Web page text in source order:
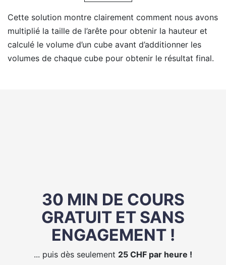
Cette solution montre clairement comment nous avons
multiplié la taille de l’arête pour obtenir la hauteur et
calculé le volume d’un cube avant d’additionner les
volumes de chaque cube pour obtenir le résultat final.
30 MIN DE COURS
GRATUIT ET SANS
ENGAGEMENT !
... puis dès seulement 25 CHF par heure !